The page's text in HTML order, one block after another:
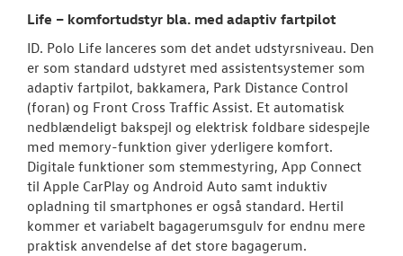
Life – komfortudstyr bla. med adaptiv fartpilot
ID. Polo Life lanceres som det andet udstyrsniveau. Den
er som standard udstyret med assistentsystemer som
adaptiv fartpilot, bakkamera, Park Distance Control
(foran) og Front Cross Traffic Assist. Et automatisk
nedblændeligt bakspejl og elektrisk foldbare sidespejle
med memory-funktion giver yderligere komfort.
Digitale funktioner som stemmestyring, App Connect
til Apple CarPlay og Android Auto samt induktiv
opladning til smartphones er også standard. Hertil
kommer et variabelt bagagerumsgulv for endnu mere
praktisk anvendelse af det store bagagerum.